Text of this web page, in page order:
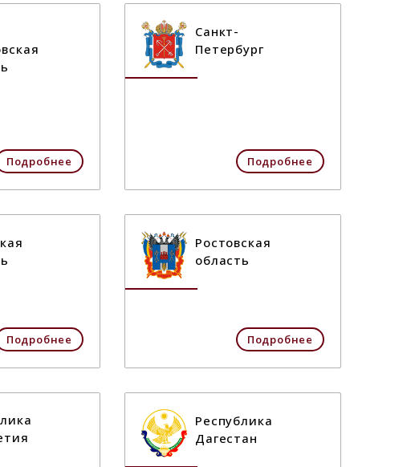
Подробнее
Санкт-
Петербург
Подробнее
Подробнее
Ростовская
область
Подробнее
Республика
Дагестан